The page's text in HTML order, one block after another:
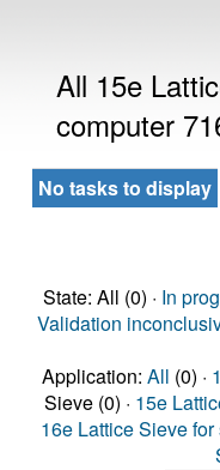
All 15e
computer
No tasks to display
State: All (0) · In
Validation
Application: All (0) ·
Sieve (0) · 15e
16e Lattice Sieve